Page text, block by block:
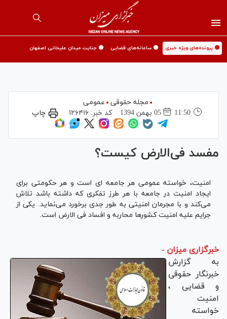
🟡 پرونده‌های ویژه خبری 🟡 سامانه‌های قضایی 🟡 جنایت میدان علیخانی اصفهان
مجله حقوقی
عمومی
11:50
05 بهمن 1394 کد خبر:۱۲۶۴۱۶ چاپ
مفسد فی‌الارض کیست؟
امنیت، خواسته عمومی‌ هر جامعه ای است و هر حکومتی برای
ایجاد امنیت در جامعه با هر طرز تفکری که داشته باشد تلاش
می‌کند و با مجرمان امنیتی به طور جدی برخورد می‌نماید. یکی از
جرایم علیه امنیت کشورها محاربه و افساد فی الارض است.
خبرگزاری میزان -
به گزارش
خبرنگار حقوقی
و قضایی ،
امنیت
خواسته